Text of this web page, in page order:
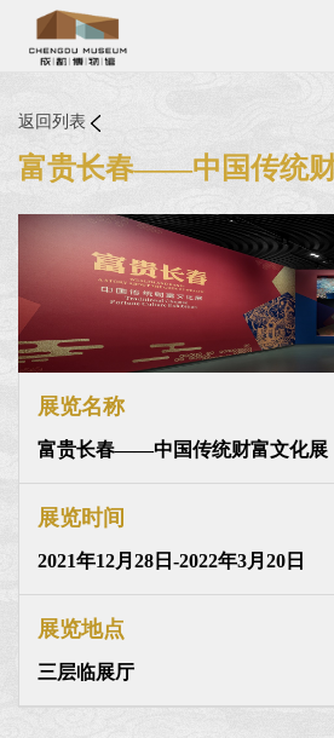
返回列表
富贵长春——中国传统
展览名称
富贵长春——中国传统财富文化展
展览时间
2021年12月28日-2022年3月20日
展览地点
三层临展厅